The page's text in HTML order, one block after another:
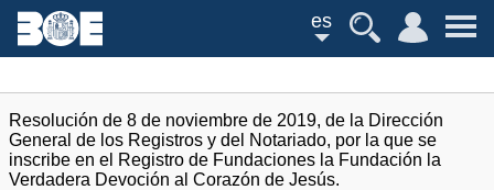
es
Resolución de 8 de noviembre de 2019, de la Dirección
General de los Registros y del Notariado, por la que se
inscribe en el Registro de Fundaciones la Fundación la
Verdadera Devoción al Corazón de Jesús.